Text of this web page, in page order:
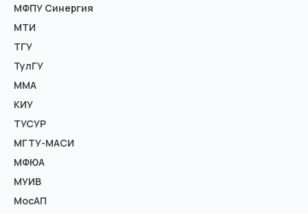
МФПУ Синергия
МТИ
ТГУ
ТулГУ
ММА
КИУ
ТУСУР
МГТУ-МАСИ
МФЮА
МУИВ
МосАП